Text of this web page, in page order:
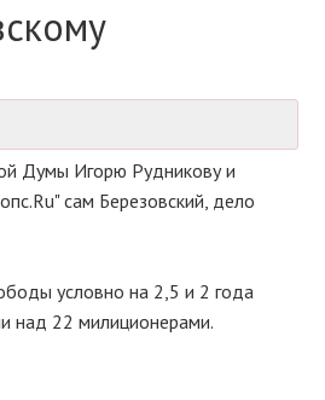
Думы Игорю Рудникову и
сам Березовский, дело
условно на 2,5 и 2 года
над 22 милиционерами.